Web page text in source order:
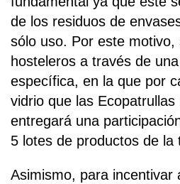
de los residuos de
sólo uso. Por este
hosteleros a través de
específica, en la que por
vidrio que las
entregará una
5 lotes de productos de la
Asimismo, para incentivar